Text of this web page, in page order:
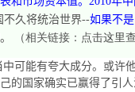
不久将统治世界--如果不
（相关链接：点击这里
可能有夸大成分。或许
的国家确实已赢得了